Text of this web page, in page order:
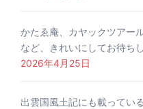
かたゑ庵、カヤックツアー
など、きれいにしてお待ち
2026年4月25日
出雲国風土記にも載ってい